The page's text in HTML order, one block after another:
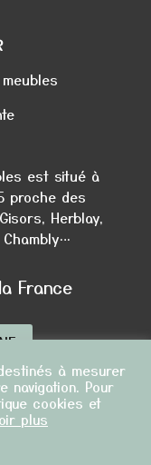
est situé à
proche des
Herblay,
France
droits
de
de vente
à mesurer
navigation. Pour
cookies et
plus